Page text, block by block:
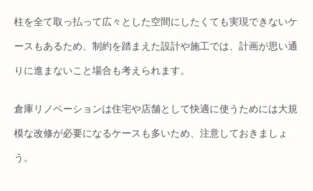
柱を全て取っ払って広々とした空間にしたくても実現できないケ
ースもあるため、制約を踏まえた設計や施工では、計画が思い通
りに進まないこと場合も考えられます。
倉庫リノベーションは住宅や店舗として快適に使うためには大規
模な改修が必要になるケースも多いため、注意しておきましょ
う。